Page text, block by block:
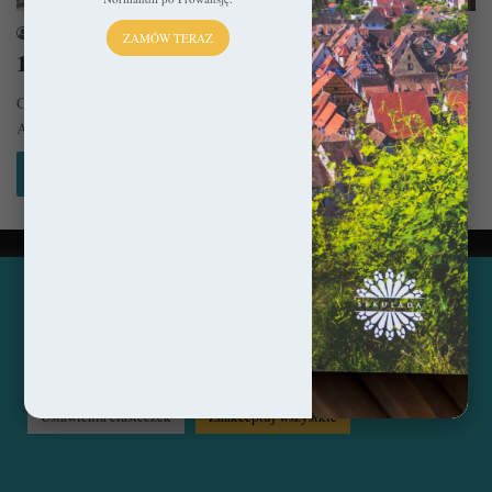
4 lipca 2024
10 najpiękniejszych miejsc w Apulii
Ciężko orzec, który region Włoch jest tym najbardziej malowniczym, ale
Apulia ma wielkie szanse, by wygrać taki plebiscyt. Wszystko to…
© Copyright 2014 - 2026, All Rights Reserved by sekulada.com
PinterestInstagram
Ta strona korzysta z ciasteczek, aby świadczyć usługi na
najwyższym poziomie. Klikając opcję "Zaakceptuj wszystkie"
zgadzasz się na użycie wszystkich ciasteczek. Możesz również
przejść do "Ustawień Ciasteczek", aby zgodzić się tylko na
Czytaj więcej...
Ustawienia ciasteczek Zaakceptuj wszystkie
ZAMÓW TERAZ